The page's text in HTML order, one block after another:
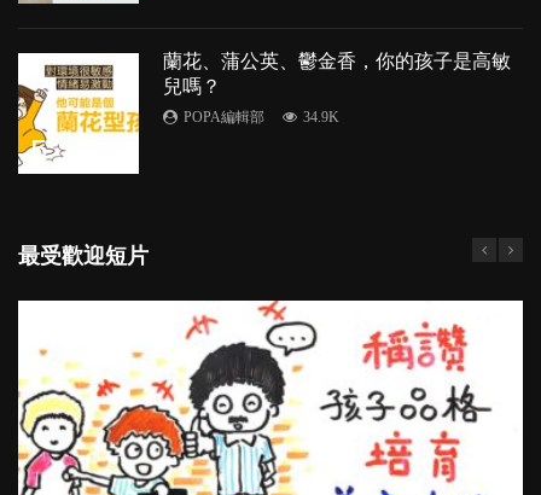
5
蘭花、蒲公英、鬱金香，你的孩子是高敏
兒嗎？
POPA編輯部 34.9K
最受歡迎短片